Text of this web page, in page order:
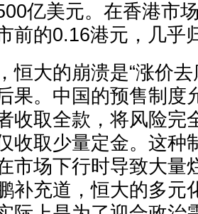
亿美元。在香港市
前的0.16港元，几乎
大的崩溃是“涨价去
果。中国的预售制度
收取全款，将风险完
收取少量定金。这种
市场下行时导致大量
补充道，恒大的多元